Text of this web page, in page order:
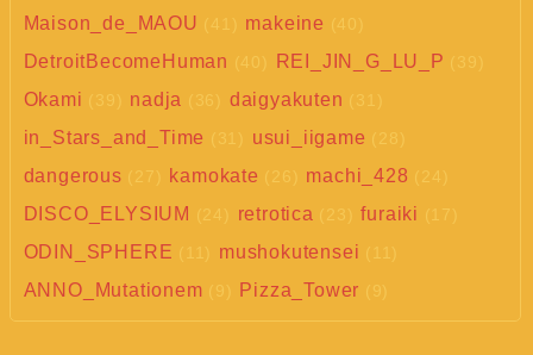
Maison_de_MAOU (41) makeine (40)
DetroitBecomeHuman (40) REI_JIN_G_LU_P (39)
Okami (39) nadja (36) daigyakuten (31)
in_Stars_and_Time (31) usui_iigame (28)
dangerous (27) kamokate (26) machi_428 (24)
DISCO_ELYSIUM (24) retrotica (23) furaiki (17)
ODIN_SPHERE (11) mushokutensei (11)
ANNO_Mutationem (9) Pizza_Tower (9)